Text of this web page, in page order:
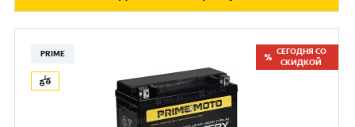
PRIME
СЕГОДНЯ СО
СКИДКОЙ